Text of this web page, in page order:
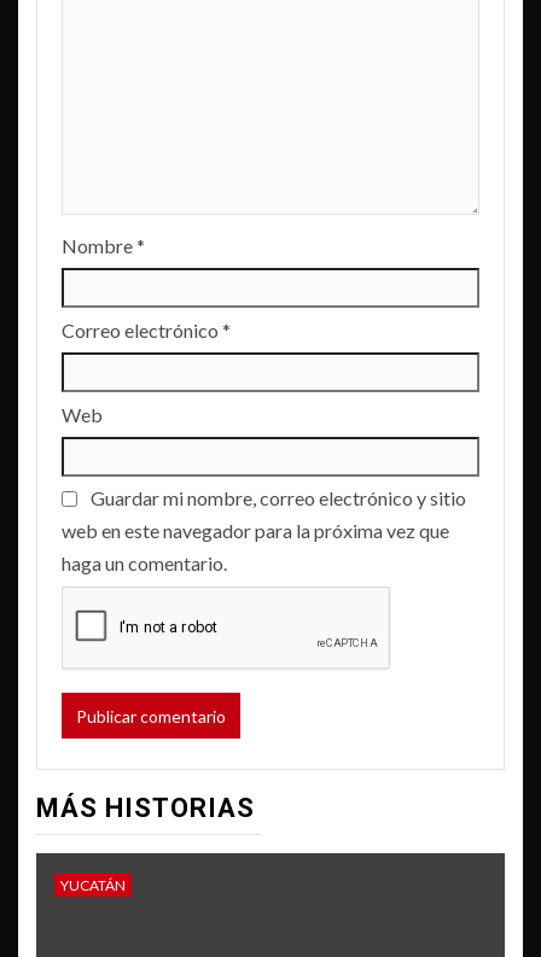
Nombre*
Correo electrónico *
Web
Guardar mi nombre, correo electrónico y sitio
web en este navegador para la próxima vez que
haga un comentario.
MÁS HISTORIAS
YUCATÁN